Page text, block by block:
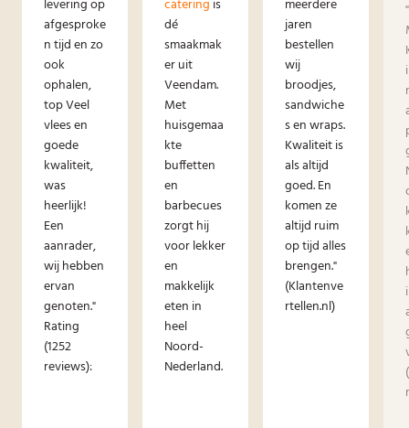
levering op
afgesproke
n tijd en zo
ook
ophalen,
top Veel
vlees en
goede
kwaliteit,
was
heerlijk!
Een
aanrader,
wij hebben
ervan
genoten."
Rating
(1252
reviews):
catering is
dé
smaakmak
er uit
Veendam.
Met
huisgemaa
kte
buffetten
en
barbecues
zorgt hij
voor lekker
en
makkelijk
eten in
heel
Noord-
Nederland.
meerdere
jaren
bestellen
wij
broodjes,
sandwiche
s en wraps.
Kwaliteit is
als altijd
goed. En
komen ze
altijd ruim
op tijd alles
brengen."
(Klantenve
rtellen.nl)